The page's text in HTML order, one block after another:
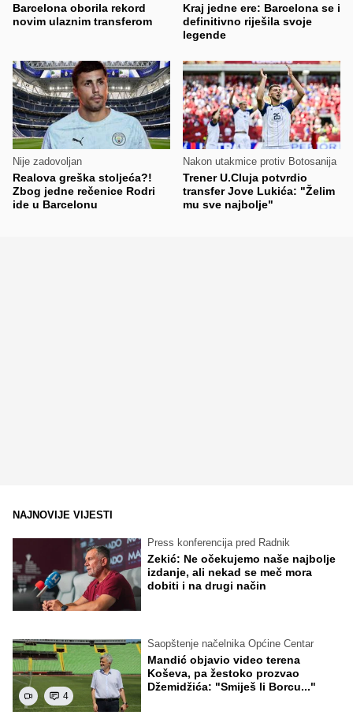
Barcelona oborila rekord
novim ulaznim transferom
Kraj jedne ere: Barcelona se i
definitivno riješila svoje
legende
Nije zadovoljan
Realova greška stoljeća?!
Zbog jedne rečenice Rodri
ide u Barcelonu
Nakon utakmice protiv Botosanija
Trener U.Cluja potvrdio
transfer Jove Lukića: "Želim
mu sve najbolje"
NAJNOVIJE VIJESTI
Press konferencija pred Radnik
Zekić: Ne očekujemo naše najbolje
izdanje, ali nekad se meč mora
dobiti i na drugi način
4
Saopštenje načelnika Općine Centar
Mandić objavio video terena
Koševa, pa žestoko prozvao
Džemidžića: "Smiješ li Borcu..."